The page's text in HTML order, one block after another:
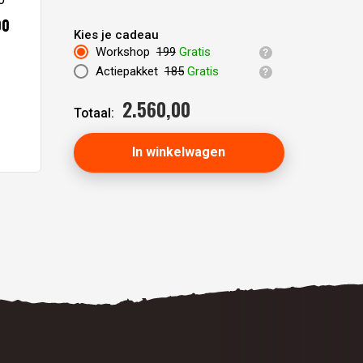
Kies je cadeau
Workshop 199Gratis
Actiepakket 185Gratis
Totaal: 2.560,00
In winkelwagen